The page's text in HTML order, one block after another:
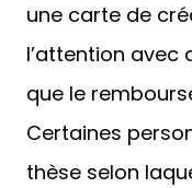
une carte de
l’attention avec
que le
Certaines
thèse selon